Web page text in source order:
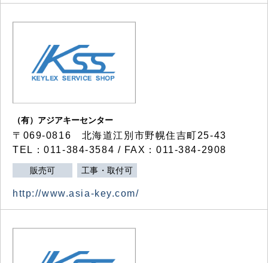
（有）アジアキーセンター
〒069-0816 北海道江別市野幌住吉町25-43
TEL：011-384-3584 / FAX：011-384-2908
販売可 工事・取付可
http://www.asia-key.com/